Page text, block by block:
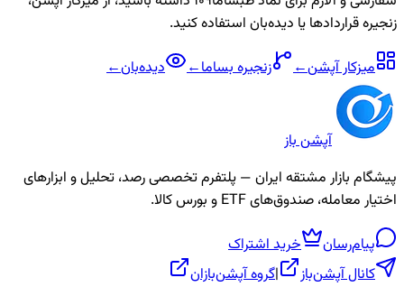
زنجیره قراردادها یا دیده‌بان استفاده کنید.
میزکار آپشن← زنجیرهبساما← دیده‌بان←
آپشن باز
پیشگام بازار مشتقه ایران — پلتفرم تخصصی رصد، تحلیل و ابزارهای
اختیار معامله، صندوق‌های ETF و بورس کالا.
پیام‌رسان
خرید اشتراک
کانال آپشن‌باز
|گروه آپشن‌بازان